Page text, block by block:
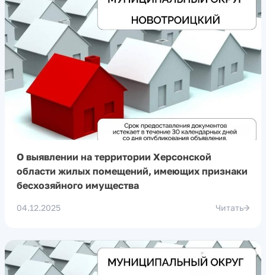
О выявлении на территории Херсонской
области жилых помещений, имеющих признаки
бесхозяйного имущества
04.12.2025 Читать